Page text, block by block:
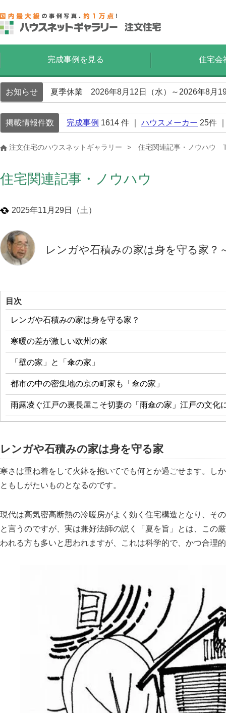
完成事例を見る 住宅会
お知らせ 夏季休業 2026年8月12日（水）～2026年8月
掲載情報件数 完成事例 1614 件 ｜ ハウスメーカー 25件
注文住宅のハウスネットギャラリー 住宅関連記事・ノウハウ
住宅関連記事・ノウハウ
2025年11月29日（土）
レンガや石積みの家は身を守る家？
目次
レンガや石積みの家は身を守る家？
寒暖の差が激しい欧州の家
壁の家 と 傘の家
都市の中の密集地の京の町家も 傘の家
雨露凌ぐ江戸の裏長屋こそ切妻の 雨傘の家 江戸の文化
レンガや石積みの家は身を守る家
寒さは重ね着をして火鉢を抱いてでも何とか過ごせます。し
ともしがたいものとなるのです。
現代は高気密高断熱の冷暖房がよく効く住宅構造となり、その
と言うのですが、実は兼好法師の説く
夏を旨
とは、この
われる方も多いと思われますが、これは科学的で、かつ合理